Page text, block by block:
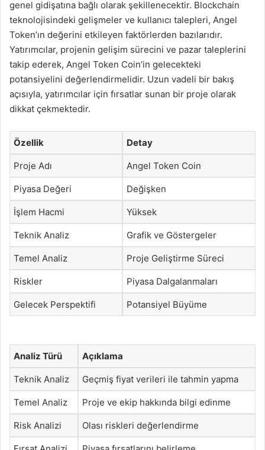
genel gidişatına bağlı olarak şekillenecektir. Blockchain
teknolojisindeki gelişmeler ve kullanıcı talepleri, Angel
Token’ın değerini etkileyen faktörlerden bazılarıdır.
Yatırımcılar, projenin gelişim sürecini ve pazar taleplerini
takip ederek, Angel Token Coin’in gelecekteki
potansiyelini değerlendirmelidir. Uzun vadeli bir bakış
açısıyla, yatırımcılar için fırsatlar sunan bir proje olarak
dikkat çekmektedir.
Özellik Detay
Proje Adı Angel Token Coin
Piyasa Değeri Değişken
İşlem Hacmi Yüksek
Teknik Analiz Grafik ve Göstergeler
Temel Analiz Proje Geliştirme Süreci
Riskler Piyasa Dalgalanmaları
Gelecek Perspektifi Potansiyel Büyüme
Analiz Türü Açıklama
Teknik Analiz Geçmiş fiyat verileri ile tahmin yapma
Temel Analiz Proje ve ekip hakkında bilgi edinme
Risk Analizi Olası riskleri değerlendirme